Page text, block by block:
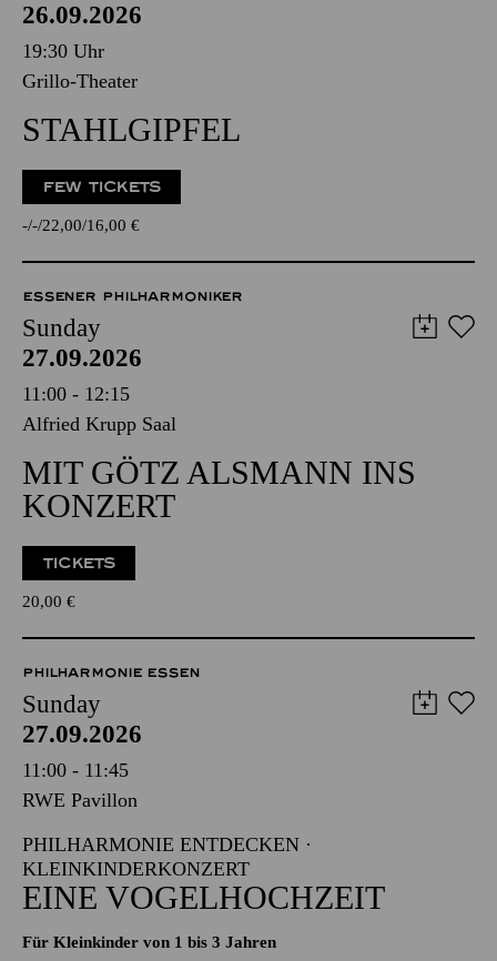
26.09.2026
19:30 Uhr
Grillo-Theater
STAHLGIPFEL
FEW TICKETS
- - 22,00 16,00 €
ESSENER PHILHARMONIKER
Sunday
27.09.2026
11:00 - 12:15
Alfried Krupp Saal
MIT GÖTZ ALSMANN INS
KONZERT
TICKETS
20,00 €
PHILHARMONIE ESSEN
Sunday
27.09.2026
11:00 - 11:45
RWE Pavillon
PHILHARMONIE ENTDECKEN ·
KLEINKINDERKONZERT
EINE VOGELHOCHZEIT
Für Kleinkinder von 1 bis 3 Jahren